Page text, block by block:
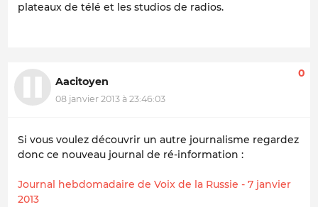
plateaux de télé et les studios de radios.
Aacitoyen
08 janvier 2013 à 23:46:03
0
Si vous voulez découvrir un autre journalisme regardez
donc ce nouveau journal de ré-information :
Journal hebdomadaire de Voix de la Russie - 7 janvier
2013